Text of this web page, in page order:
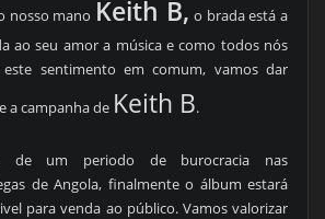
nosso mano Keith B, o brada está a
ao seu amor a música e como todos nós
sentimento em comum, vamos dar
a campanha de Keith B.
de um periodo de burocracia nas
de Angola, finalmente o álbum estará
para venda ao público. Vamos valorizar